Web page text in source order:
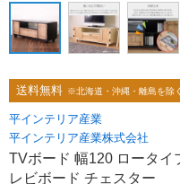
送料無料 ※北海道・沖縄・離島を除く
平インテリア産業
平インテリア産業株式会社
TVボード 幅120 ロータイ
レビボード チェスター